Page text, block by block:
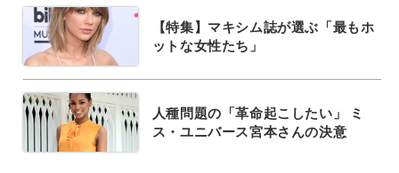
【特集】マキシム誌が選ぶ「最もホ
ットな女性たち」
人種問題の「革命起こしたい」 ミ
ス・ユニバース宮本さんの決意